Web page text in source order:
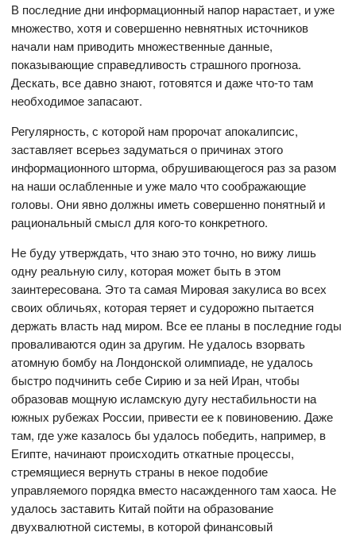
В последние дни информационный напор нарастает, и уже
множество, хотя и совершенно невнятных источников
начали нам приводить множественные данные,
показывающие справедливость страшного прогноза.
Дескать, все давно знают, готовятся и даже что-то там
необходимое запасают.
Регулярность, с которой нам пророчат апокалипсис,
заставляет всерьез задуматься о причинах этого
информационного шторма, обрушивающегося раз за разом
на наши ослабленные и уже мало что соображающие
головы. Они явно должны иметь совершенно понятный и
рациональный смысл для кого-то конкретного.
Не буду утверждать, что знаю это точно, но вижу лишь
одну реальную силу, которая может быть в этом
заинтересована. Это та самая Мировая закулиса во всех
своих обличьях, которая теряет и судорожно пытается
держать власть над миром. Все ее планы в последние годы
проваливаются один за другим. Не удалось взорвать
атомную бомбу на Лондонской олимпиаде, не удалось
быстро подчинить себе Сирию и за ней Иран, чтобы
образовав мощную исламскую дугу нестабильности на
южных рубежах России, привести ее к повиновению. Даже
там, где уже казалось бы удалось победить, например, в
Египте, начинают происходить откатные процессы,
стремящиеся вернуть страны в некое подобие
управляемого порядка вместо насажденного там хаоса. Не
удалось заставить Китай пойти на образование
двухвалютной системы, в которой финансовый